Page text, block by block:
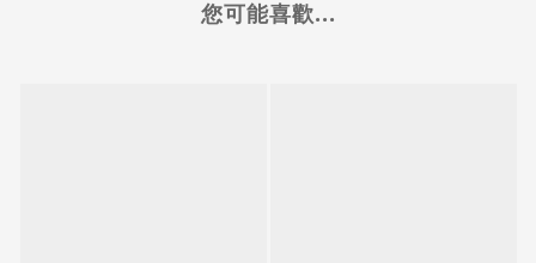
您可能喜歡...